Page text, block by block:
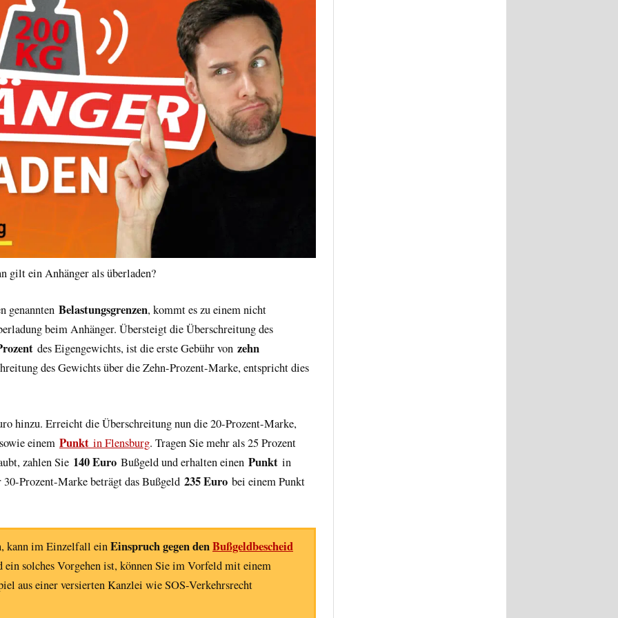
gilt ein Anhänger als überladen?
genannten Belastungsgrenzen, kommt es zu einem nicht
beim Anhänger. Übersteigt die Überschreitung des
des Eigengewichts, ist die erste Gebühr von zehn
des Gewichts über die Zehn-Prozent-Marke, entspricht dies
hinzu. Erreicht die Überschreitung nun die 20-Prozent-Marke,
einem Punkt in Flensburg. Tragen Sie mehr als 25 Prozent
zahlen Sie 140 Euro Bußgeld und erhalten einen Punkt in
Prozent-Marke beträgt das Bußgeld 235 Euro bei einem Punkt
kann im Einzelfall einEinspruch gegen denBußgeldbescheid
solches Vorgehen ist, können Sie im Vorfeld mit einem
aus einer versierten Kanzlei wie SOS-Verkehrsrecht